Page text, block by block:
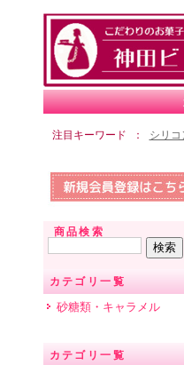
注目キーワード シリ
商品検索
カテゴリ一覧
砂糖類・キャラメル
カテゴリ一覧